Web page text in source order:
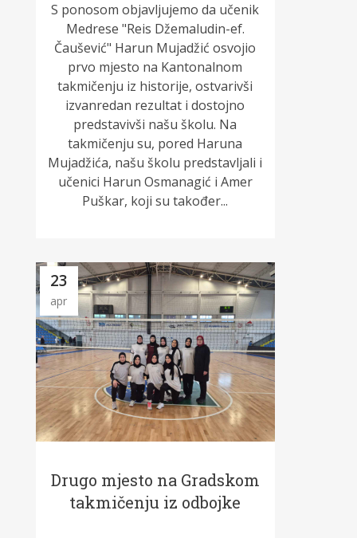
S ponosom objavljujemo da učenik
Medrese "Reis Džemaludin-ef.
Čaušević" Harun Mujadžić osvojio
prvo mjesto na Kantonalnom
takmičenju iz historije, ostvarivši
izvanredan rezultat i dostojno
predstavivši našu školu. Na
takmičenju su, pored Haruna
Mujadžića, našu školu predstavljali i
učenici Harun Osmanagić i Amer
Puškar, koji su također...
23
apr
Drugo mjesto na Gradskom
takmičenju iz odbojke